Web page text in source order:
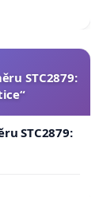
STC2879:
STC2879: